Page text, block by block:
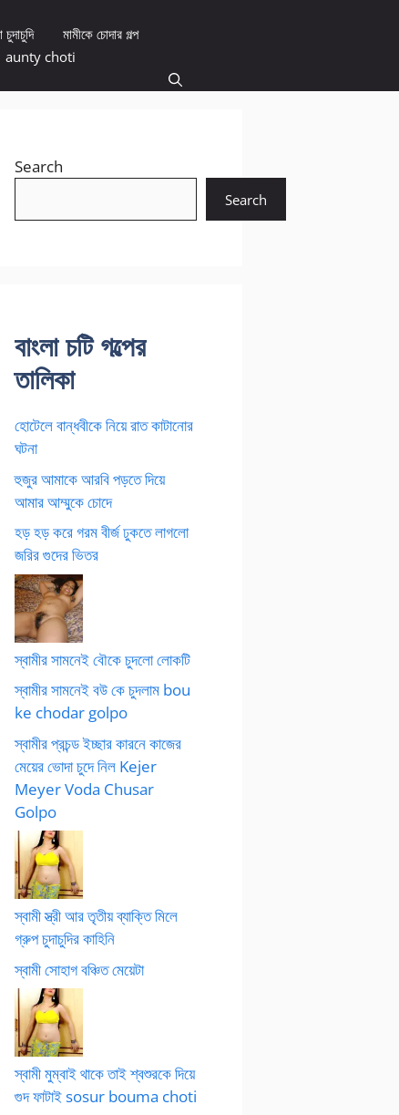
মামীকে চোদার গল্প
aunty choti
Search
Search
বাংলা চটি গল্পের
তালিকা
হোটেলে বান্ধবীকে নিয়ে রাত কাটানোর
ঘটনা
হুজুর আমাকে আরবি পড়তে দিয়ে
আমার আম্মুকে চোদে
হড় হড় করে গরম বীর্জ ঢুকতে লাগলো
জরির গুদের ভিতর
স্বামীর সামনেই বৌকে চুদলো লোকটি
স্বামীর সামনেই বউ কে চুদলাম bou
ke chodar golpo
স্বামীর প্রচন্ড ইচ্ছার কারনে কাজের
মেয়ের ভোদা চুদে নিল Kejer
Meyer Voda Chusar
Golpo
স্বামী স্ত্রী আর তৃতীয় ব্যাক্তি মিলে
গ্রুপ চুদাচুদির কাহিনি
স্বামী সোহাগ বঞ্চিত মেয়েটা
স্বামী মুম্বাই থাকে তাই শ্বশুরকে দিয়ে
গুদ ফাটাই sosur bouma choti